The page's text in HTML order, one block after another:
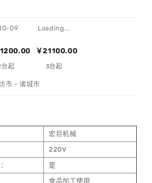
09 Loading...
台起
￥21100.00
3台起
市 - 诸城市
宏巨机械
220V
是
食品加工使用